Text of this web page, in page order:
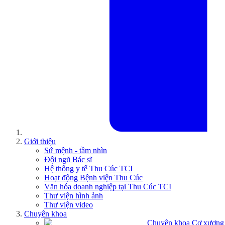
Giới thiệu
Sứ mệnh - tầm nhìn
Đội ngũ Bác sĩ
Hệ thống y tế Thu Cúc TCI
Hoạt động Bệnh viện Thu Cúc
Văn hóa doanh nghiệp tại Thu Cúc TCI
Thư viện hình ảnh
Thư viện video
Chuyên khoa
Chuyên khoa Cơ